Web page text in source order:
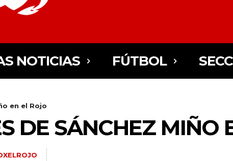
NOTICIAS FÚTBOL
en el Rojo
DE SÁNCHEZ MIÑO